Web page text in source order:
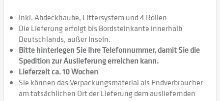
Inkl. Abdeckhaube, Liftersystem und 4 Rollen
Die Lieferung erfolgt bis Bordsteinkante innerhalb
Deutschlands, außer Inseln.
Bitte hinterlegen Sie Ihre Telefonnummer, damit Sie die
Spedition zur Auslieferung erreichen kann.
Lieferzeit ca. 10 Wochen
Sie können das Verpackungsmaterial als Endverbraucher
am tatsächlichen Ort der Lieferung dem ausliefernden